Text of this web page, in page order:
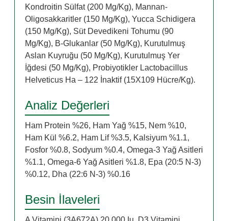
Kondroitin Sülfat (200 Mg/Kg), Mannan-
Oligosakkaritler (150 Mg/Kg), Yucca Schidigera
(150 Mg/Kg), Süt Devedikeni Tohumu (90
Mg/Kg), Β-Glukanlar (50 Mg/Kg), Kurutulmuş
Aslan Kuyruğu (50 Mg/Kg), Kurutulmuş Yer
İğdesi (50 Mg/Kg), Probiyotikler Lactobacillus
Helveticus Ha – 122 İnaktif (15X109 Hücre/Kg).
Analiz Değerleri
Ham Protein %26, Ham Yağ %15, Nem %10,
Ham Kül %6.2, Ham Lif %3.5, Kalsiyum %1.1,
Fosfor %0.8, Sodyum %0.4, Omega-3 Yağ Asitleri
%1.1, Omega-6 Yağ Asitleri %1.8, Epa (20:5 N-3)
%0.12, Dha (22:6 N-3) %0.16
Besin İlaveleri